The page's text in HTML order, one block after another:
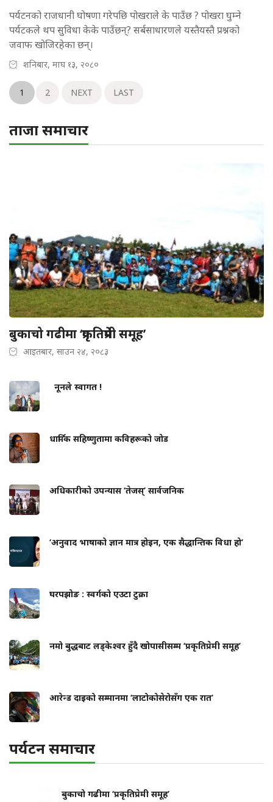
पर्यटनको राजधानी घोषणा गरेपछि पोखराले के पाउँछ ? पोखरा घुम्ने
पर्यटकले थप सुविधा केके पाउँछन्? सर्बसाधारणले यस्तैयस्तै प्रश्नको
जवाफ खोजिरहेका छन्।
शनिबार, माघ १३, २०८०
1 2 NEXT LAST
ताजा समाचार
बुकाचो गढीमा ‘प्रकृतिप्रेमी समूह’
आइतबार, साउन २४, २०८३
नूनले स्वागत !
धार्मिक सहिष्णुतामा कविहरूको जोड
अधिकारीको उपन्यास ‘तेजस्’ सार्वजनिक
‘अनुवाद भाषाको ज्ञान मात्र होइन, एक सैद्धान्तिक विधा हो’
घरपझोङ : स्वर्गको एउटा टुक्रा
नमो बुद्धबाट लड्केश्वर हुँदै खोपासीसम्म ‘प्रकृतिप्रेमी समूह’
आरेन्ड दाइको सम्मानमा ‘लाटोकोसेरोसँग एक रात’
पर्यटन समाचार
बुकाचो गढीमा ‘प्रकृतिप्रेमी समूह’